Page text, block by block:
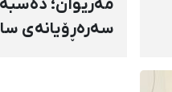
مەریوان؛
سەرەڕۆیانەی